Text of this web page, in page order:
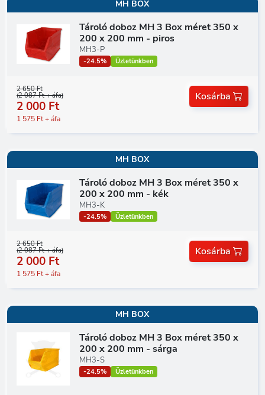
MH BOX
Tároló doboz MH 3 Box méret 350 x
200 x 200 mm - piros
MH3-P
-24.5% Üzletünkben
2 650 Ft
(2 087 Ft + áfa)
2 000 Ft
1 575 Ft + áfa
Kosárba
MH BOX
Tároló doboz MH 3 Box méret 350 x
200 x 200 mm - kék
MH3-K
-24.5% Üzletünkben
2 650 Ft
(2 087 Ft + áfa)
2 000 Ft
1 575 Ft + áfa
Kosárba
MH BOX
Tároló doboz MH 3 Box méret 350 x
200 x 200 mm - sárga
MH3-S
-24.5% Üzletünkben